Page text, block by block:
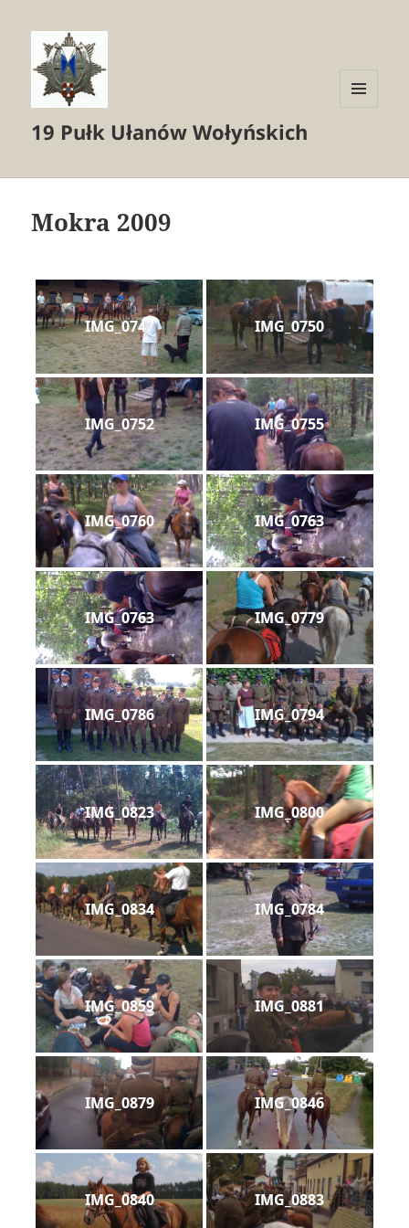
19 Pułk Ułanów Wołyńskich
Mokra 2009
IMG_0747 IMG_0750
IMG_0752 IMG_0755
IMG_0760 IMG_0763
IMG_0763 IMG_0779
IMG_0786 IMG_0794
IMG_0823 IMG_0800
IMG_0834 IMG_0784
IMG_0859 IMG_0881
IMG_0879 IMG_0846
IMG_0840 IMG_0883